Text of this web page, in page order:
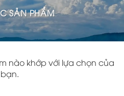
SẢN PHẨM
nào khớp với lựa chọn của
bạn.